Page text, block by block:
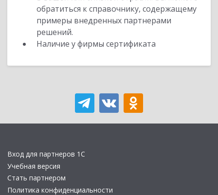
обратиться к справочнику, содержащему
примеры внедренных партнерами
решений.
Наличие у фирмы сертификата
Вход для партнеров 1С
Учебная версия
Стать партнером
Политика конфиденциальности